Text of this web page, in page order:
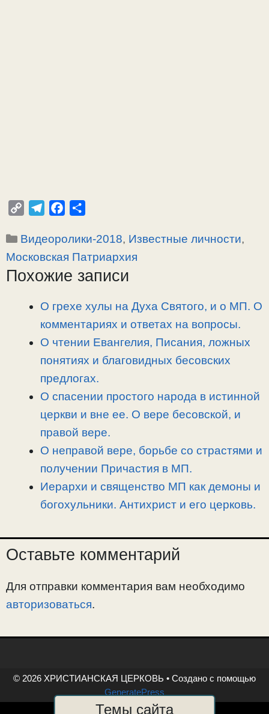
p
y
L
l
e
g
a
c
e
b
п
р
а
Рубрики
Видеоролики-2018, Известные личности,
Московская Патриархия
Похожие записи
О грехе хулы на Духа Святого, и о МП. О
комментариях и ответах на вопросы.
О чтении Евангелия, Писания, ложных
понятиях и благовидных бесовских
предлогах.
О спасении простого народа в истинной
церкви и вне ее. О вере бесовской, и
правой вере.
О неправой вере, борьбе со страстями и
получении Причастия в МП.
Иерархи и священство МП как демоны и
богохульники. Антихрист и его церковь.
Оставьте комментарий
Для отправки комментария вам необходимо
авторизоваться.
© 2026 ХРИСТИАНСКАЯ ЦЕРКОВЬ • Создано с помощью
GeneratePress
Темы сайта